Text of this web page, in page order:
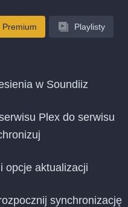
Premium Playlisty
w Soundiiz
Plex do serwisu
opcje aktualizacji
synchronizację